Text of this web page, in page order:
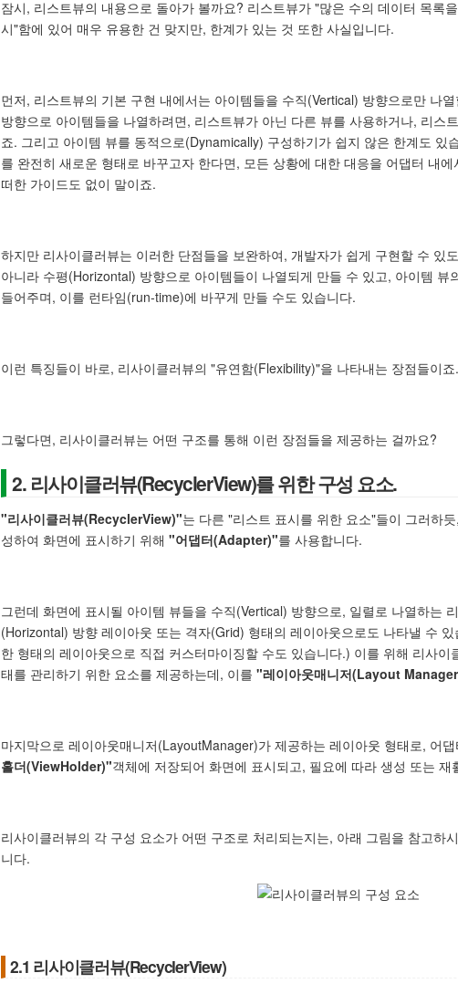
잠시, 리스트뷰의 내용으로 돌아가 볼까요? 리스트뷰가 "많은 수의 데이터 목록
시"함에 있어 매우 유용한 건 맞지만, 한계가 있는 것 또한 사실입니다.
먼저, 리스트뷰의 기본 구현 내에서는 아이템들을 수직(Vertical) 방향으로만 나
방향으로 아이템들을 나열하려면, 리스트뷰가 아닌 다른 뷰를 사용하거나, 리스
죠. 그리고 아이템 뷰를 동적으로(Dynamically) 구성하기가 쉽지 않은 한계도 있
를 완전히 새로운 형태로 바꾸고자 한다면, 모든 상황에 대한 대응을 어댑터 내
떠한 가이드도 없이 말이죠.
하지만 리사이클러뷰는 이러한 단점들을 보완하여, 개발자가 쉽게 구현할 수 있
아니라 수평(Horizontal) 방향으로 아이템들이 나열되게 만들 수 있고, 아이템
들어주며, 이를 런타임(run-time)에 바꾸게 만들 수도 있습니다.
이런 특징들이 바로, 리사이클러뷰의 "유연함(Flexibility)"을 나타내는 장점들이죠.
그렇다면, 리사이클러뷰는 어떤 구조를 통해 이런 장점들을 제공하는 걸까요?
2. 리사이클러뷰(RecyclerView)를 위한 구성 요소.
"리사이클러뷰(RecyclerView)"는 다른 "리스트 표시를 위한 요소"들이 그러하
성하여 화면에 표시하기 위해 "어댑터(Adapter)"를 사용합니다.
그런데 화면에 표시될 아이템 뷰들을 수직(Vertical) 방향으로, 일렬로 나열하는
(Horizontal) 방향 레이아웃 또는 격자(Grid) 형태의 레이아웃으로도 나타낼 수
한 형태의 레이아웃으로 직접 커스터마이징할 수도 있습니다.) 이를 위해 리사이
태를 관리하기 위한 요소를 제공하는데, 이를 "레이아웃매니저(Layout
마지막으로 레이아웃매니저(LayoutManager)가 제공하는 레이아웃 형태로, 어
홀더(ViewHolder)"객체에 저장되어 화면에 표시되고, 필요에 따라 생성 또는 재
리사이클러뷰의 각 구성 요소가 어떤 구조로 처리되는지는, 아래 그림을 참고하
니다.
2.1 리사이클러뷰(RecyclerView)